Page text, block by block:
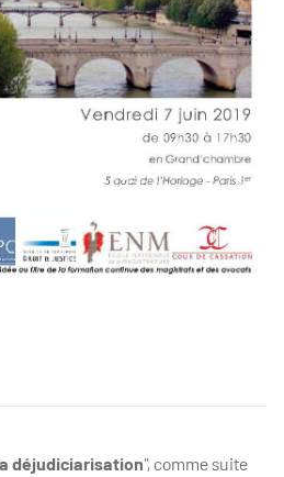
déjudiciarisation", comme suite